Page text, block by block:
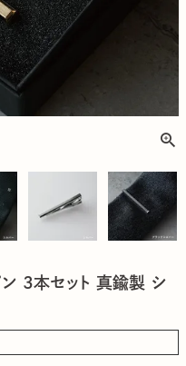
ン 3本セット 真鍮製 シ